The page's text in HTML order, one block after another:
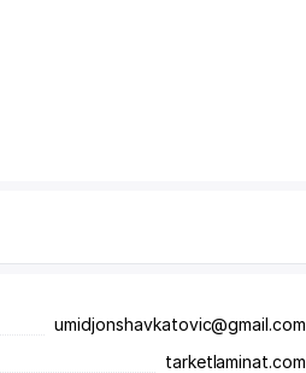
umidjonshavkatovic@gmail.com
tarketlaminat.com